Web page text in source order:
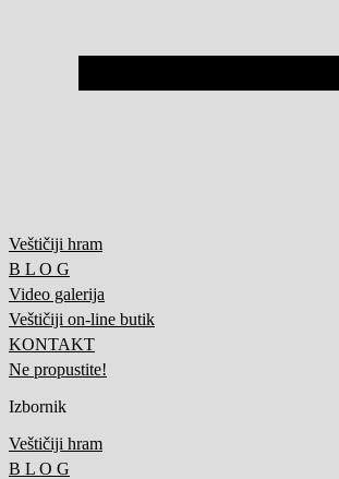
Veštičiji hram
B L O G
Video galerija
Veštičiji on-line butik
KONTAKT
Ne propustite!
Izbornik
Veštičiji hram
B L O G